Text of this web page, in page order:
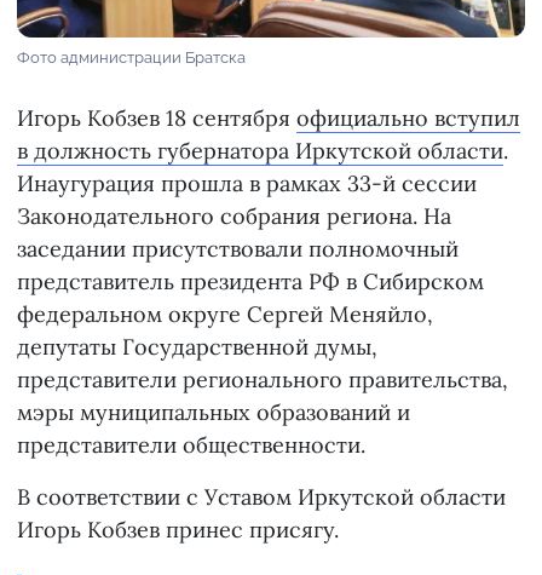
Фото администрации Братска
Игорь Кобзев 18 сентября официально вступил
в должность губернатора Иркутской области.
Инаугурация прошла в рамках 33-й сессии
Законодательного собрания региона. На
заседании присутствовали полномочный
представитель президента РФ в Сибирском
федеральном округе Сергей Меняйло,
депутаты Государственной думы,
представители регионального правительства,
мэры муниципальных образований и
представители общественности.
В соответствии с Уставом Иркутской области
Игорь Кобзев принес присягу.